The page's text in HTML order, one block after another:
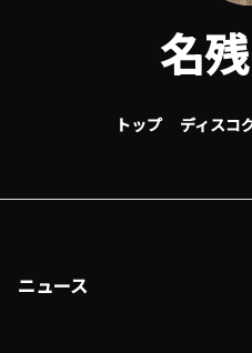
よく
名
トップ ディスコ
ニュース